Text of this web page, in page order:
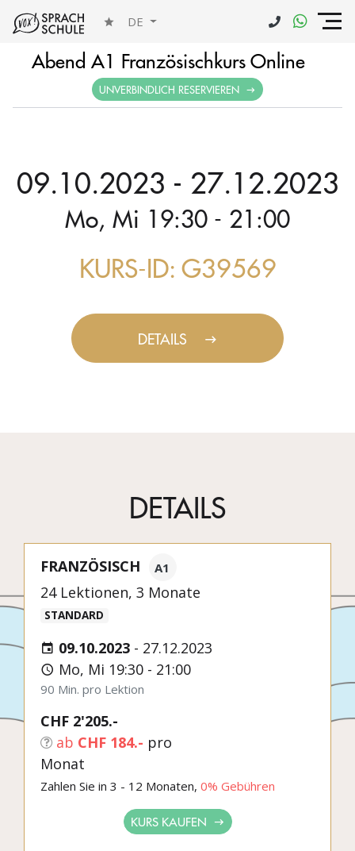
DE
Abend A1 Französischkurs Online
UNVERBINDLICH RESERVIEREN
09.10.2023 - 27.12.2023
Mo, Mi 19:30 - 21:00
KURS-ID: G39569
DETAILS
DETAILS
FRANZÖSISCH A1
24 Lektionen, 3 Monate
STANDARD
09.10.2023 - 27.12.2023
Mo, Mi 19:30 - 21:00
90 Min. pro Lektion
CHF 2'205.-
ab CHF 184.- pro
Monat
Zahlen Sie in 3 - 12 Monaten, 0% Gebühren
KURS KAUFEN